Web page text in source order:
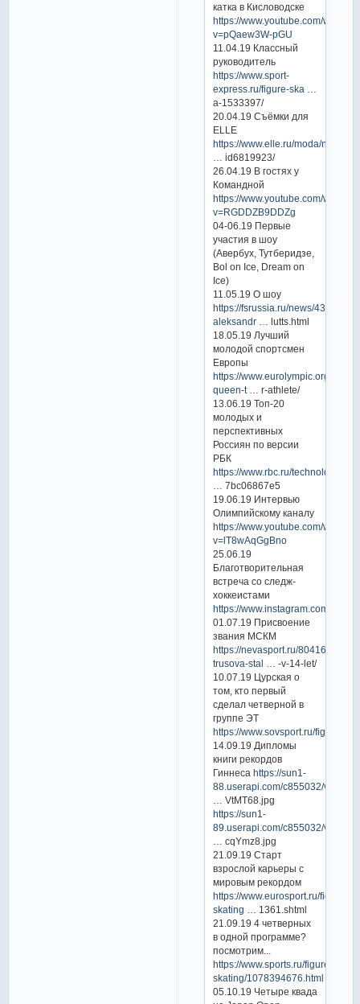
катка в Кисловодске
https://www.youtube.com/watch?
v=pQaew3W-pGU
11.04.19 Классный
руководитель
https://www.sport-
express.ru/figure-ska
a-1533397/
20.04.19 Съёмки для
ELLE
https://www.elle.ru/moda/
… id6819923/
26.04.19 В гостях у
Командной
https://www.youtube.com/watch?
v=RGDDZB9DDZg
04-06.19 Первые
участия в шоу
(Авербух, Тутберидзе,
Bol on Ice, Dream on
Ice)
11.05.19 О шоу
https://fsrussia.ru/news/4390-
aleksandr … lutts.html
18.05.19 Лучший
молодой спортсмен
Европы
https://www.eurolympic.org/quad-
queen-t… r-athlete/
13.06.19 Топ-20
молодых и
перспективных
Россиян по версии
РБК
https://www.rbc.ru/
… 7bc06867e5
19.06.19 Интервью
Олимпийскому каналу
https://www.youtube.com/watch?
v=lT8wAqGgBno
25.06.19
Благотворительная
встреча со следж-
хоккеистами
https://www.instagram.com/p/
01.07.19 Присвоение
звания МСКМ
https://nevasport.ru/80416-
trusova-stal
… -v-14-let/
10.07.19 Цурская о
том, кто первый
сделал четверной в
группе ЭТ
https://www.sovsport.ru/figure/
14.09.19 Дипломы
книги рекордов
Гиннеса https://sun1-
88.userapi.com/c855032/v85
… VtMT68.jpg
https://sun1-
89.userapi.com/c855032/v85
… cqYmz8.jpg
21.09.19 Старт
взрослой карьеры с
мировым рекордом
https://www.eurosport.ru/figure-
skating
… 1361.shtml
21.09.19 4 четверных
в одной программе?
посмотрим...
https://www.sports.ru/figure-
skating/1078394676.html
05.10.19 Четыре квада